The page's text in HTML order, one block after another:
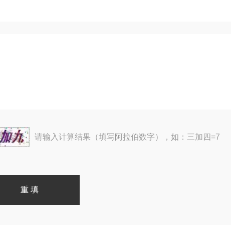
请输入计算结果（填写阿拉伯数字），如：三加四=7